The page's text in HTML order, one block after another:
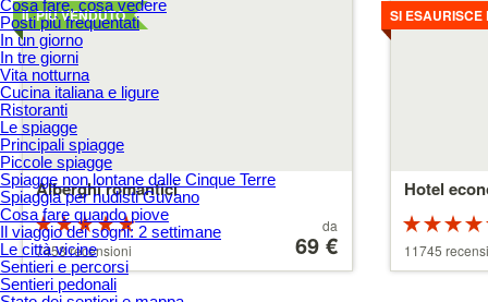
Cosa fare, cosa vedere
Posti più frequentati
In un giorno
In tre giorni
Vita notturna
Cucina italiana e ligure
Ristoranti
Le spiagge
Principali spiagge
Piccole spiagge
Spiagge non lontane dalle Cinque Terre
Spiaggia per nudisti Guvano
Cosa fare quando piove
Il viaggio dei sogni: 2 settimane
Le città vicine
Sentieri e percorsi
Sentieri pedonali
Alberghi romantici
IL PIÙ VENDUTO
Valutazione:
5 su 5 stelle
7458 recensioni
da
da
69 €
Hotel
SI ESAURISCE
5 su 5 stelle
11745